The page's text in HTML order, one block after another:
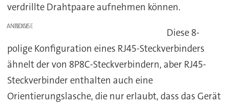
verdrillte Drahtpaare aufnehmen können.
ANZEIGE
Diese 8-
polige Konfiguration eines RJ45-Steckverbinders
ähnelt der von 8P8C-Steckverbindern, aber RJ45-
Steckverbinder enthalten auch eine
Orientierungslasche, die nur erlaubt, dass das Gerät